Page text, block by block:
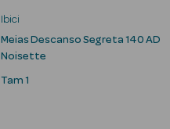
Ibici
Meias Descanso Segreta 140 AD
Noisette
Tam 1